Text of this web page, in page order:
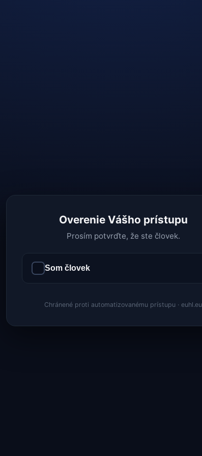
Overenie Vášho prístupu
Prosím potvrďte, že ste človek.
Som človek
Chránené proti automatizovanému prístupu · euhl.eu